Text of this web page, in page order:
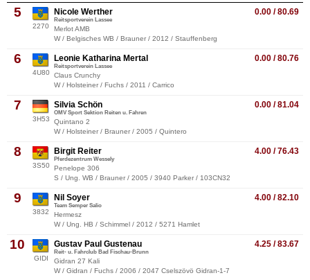
5
2270
0.00 / 80.69
Nicole Werther
Reitsportverein Lassee
Merlot AMB
W / Belgisches WB / Brauner / 2012 / Stauffenberg
6
4U80
0.00 / 80.76
Leonie Katharina Mertal
Reitsportverein Lassee
Claus Crunchy
W / Holsteiner / Fuchs / 2011 / Carrico
7
3H53
0.00 / 81.04
Silvia Schön
OMV Sport Sektion Reiten u. Fahren
Quintano 2
W / Holsteiner / Brauner / 2005 / Quintero
8
3S50
4.00 / 76.43
Birgit Reiter
Pferdezentrum Wessely
Penelope 306
S / Ung. WB / Brauner / 2005 / 3940 Parker / 103CN32
9
3832
4.00 / 82.10
Nil Soyer
Team Semper Salio
Hermesz
W / Ung. HB / Schimmel / 2012 / 5271 Hamlet
10
GIDI
4.25 / 83.67
Gustav Paul Gustenau
Reit- u. Fahrclub Bad Fischau-Brunn
Gidran 27 Kali
W / Gidran / Fuchs / 2006 / 2047 Cselszövö Gidran-1-7